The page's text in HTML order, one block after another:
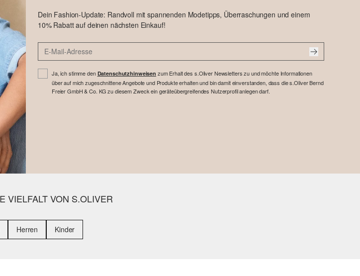
Dein Fashion-Update: Randvoll mit spannenden Modetipps, Überraschungen und einem
10% Rabatt auf deinen nächsten Einkauf!
Ja, ich stimme den Datenschutzhinweisen zum Erhalt des s.Oliver Newsletters zu und möchte Informationen
über auf mich zugeschnittene Angebote und Produkte erhalten und bin damit einverstanden, dass die s.Oliver Bernd
Freier GmbH & Co. KG zu diesem Zweck ein geräteübergreifendes Nutzerprofil anlegen darf.
VIELFALT VON S.OLIVER
Herren Kinder